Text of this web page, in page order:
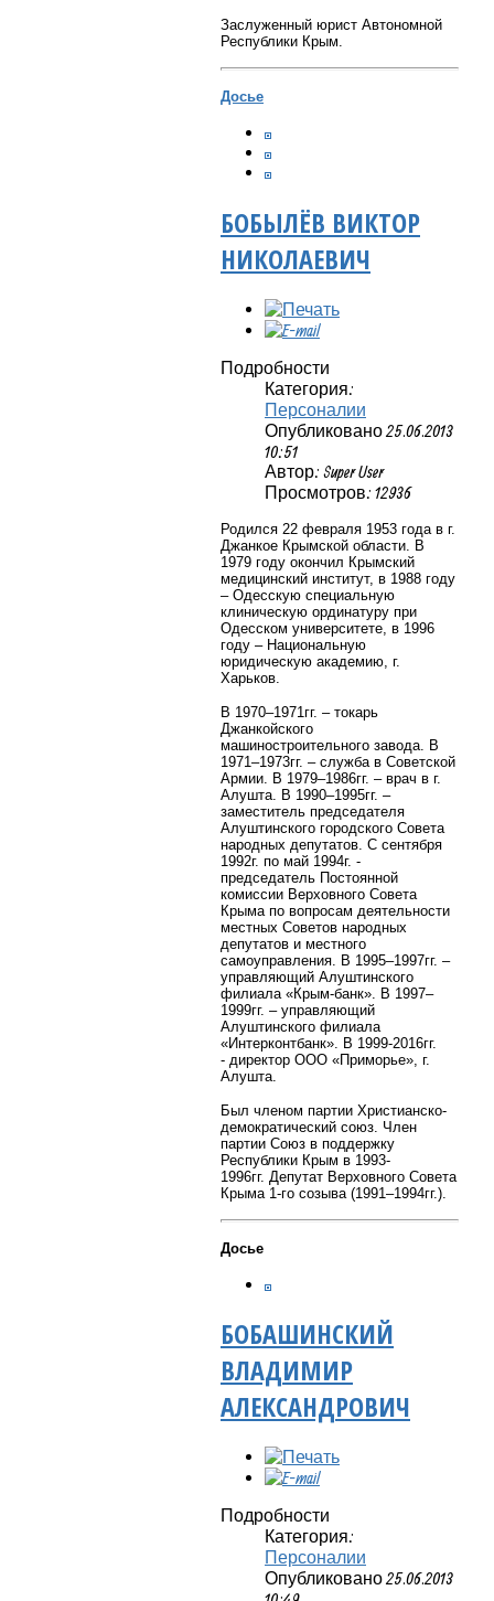
Заслуженный юрист Автономной
Республики Крым.
Досье
БОБЫЛЁВ ВИКТОР
НИКОЛАЕВИЧ
Подробности
Категория:
Персоналии
Опубликовано 25.06.2013
10:51
Автор: Super User
Просмотров: 12936
Родился 22 февраля 1953 года в г.
Джанкое Крымской области. В
1979 году окончил Крымский
медицинский институт, в 1988 году
– Одесскую специальную
клиническую ординатуру при
Одесском университете, в 1996
году – Национальную
юридическую академию, г.
Харьков.
В 1970–1971гг. – токарь
Джанкойского
машиностроительного завода. В
1971–1973гг. – служба в Советской
Армии. В 1979–1986гг. – врач в г.
Алушта. В 1990–1995гг. –
заместитель председателя
Алуштинского городского Совета
народных депутатов. С сентября
1992г. по май 1994г. -
председатель Постоянной
комиссии Верховного Совета
Крыма по вопросам деятельности
местных Советов народных
депутатов и местного
самоуправления. В 1995–1997гг. –
управляющий Алуштинского
филиала «Крым-банк». В 1997–
1999гг. – управляющий
Алуштинского филиала
«Интерконтбанк». В 1999-2016гг.
- директор ООО «Приморье», г.
Алушта.
Был членом партии Христианско-
демократический союз. Член
партии Союз в поддержку
Республики Крым в 1993-
1996гг. Депутат Верховного Совета
Крыма 1-го созыва (1991–1994гг.).
Досье
БОБАШИНСКИЙ
ВЛАДИМИР
АЛЕКСАНДРОВИЧ
Подробности
Категория:
Персоналии
Опубликовано 25.06.2013